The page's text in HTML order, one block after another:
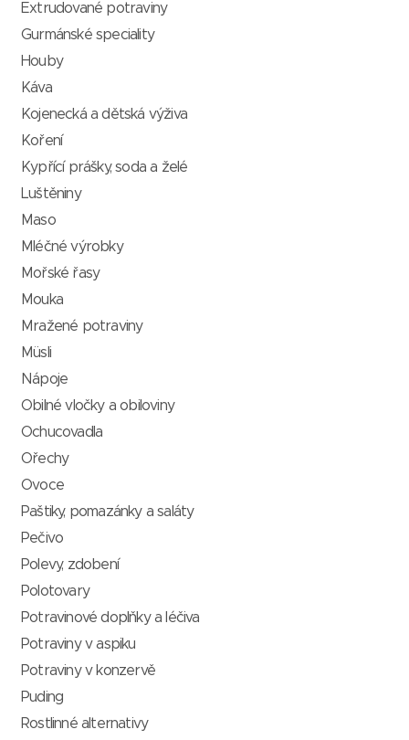
Extrudované potraviny
Gurmánské speciality
Houby
Káva
Kojenecká a dětská výživa
Koření
Kypřící prášky, soda a želé
Luštěniny
Maso
Mléčné výrobky
Mořské řasy
Mouka
Mražené potraviny
Müsli
Nápoje
Obilné vločky a obiloviny
Ochucovadla
Ořechy
Ovoce
Paštiky, pomazánky a saláty
Pečivo
Polevy, zdobení
Polotovary
Potravinové doplňky a léčiva
Potraviny v aspiku
Potraviny v konzervě
Puding
Rostlinné alternativy